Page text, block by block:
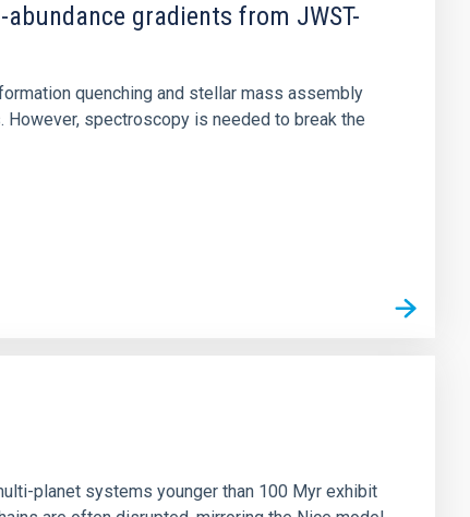
gradients from JWST-
quenching and stellar mass assembly
spectroscopy is needed to break the
planet systems younger than 100 Myr exhibit